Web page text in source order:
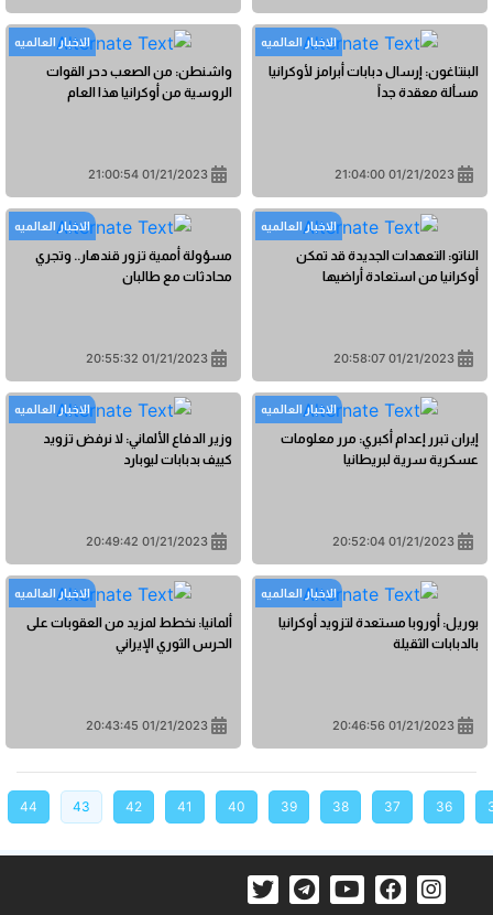
الاخبار العالمیه
البنتاغون: إرسال دبابات أبرامز لأوكرانيا
مسألة معقدة جداً
01/21/2023 21:04:00
الاخبار العالمیه
واشنطن: من الصعب دحر القوات
الروسية من أوكرانيا هذا العام
01/21/2023 21:00:54
الاخبار العالمیه
الناتو: التعهدات الجديدة قد تمكن
أوكرانيا من استعادة أراضيها
01/21/2023 20:58:07
الاخبار العالمیه
مسؤولة أممية تزور قندهار.. وتجري
محادثات مع طالبان
01/21/2023 20:55:32
الاخبار العالمیه
إيران تبرر إعدام أكبري: مرر معلومات
عسكرية سرية لبريطانيا
01/21/2023 20:52:04
الاخبار العالمیه
وزير الدفاع الألماني: لا نرفض تزويد
كييف بدبابات ليوبارد
01/21/2023 20:49:42
الاخبار العالمیه
بوريل: أوروبا مستعدة لتزويد أوكرانيا
بالدبابات الثقيلة
01/21/2023 20:46:56
الاخبار العالمیه
ألمانيا: نخطط لمزيد من العقوبات على
الحرس الثوري الإيراني
01/21/2023 20:43:45
36
37
38
39
40
41
42
43
44